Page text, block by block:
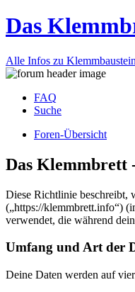
Das
Alle Infos zu
FAQ
Suche
Foren-Übersicht
Das Klemmbrett
Diese Richtlinie beschreibt,
(„https://klemmbrett.info“)
verwendet, die während
Umfang und Art der
Deine Daten werden auf